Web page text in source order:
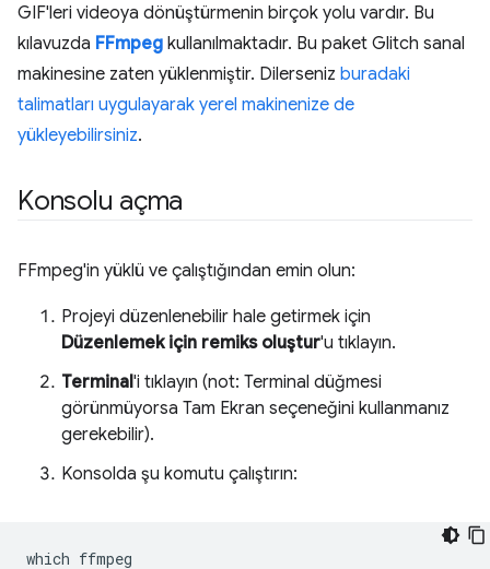
GIF'leri videoya dönüştürmenin birçok yolu vardır. Bu
kılavuzda FFmpeg kullanılmaktadır. Bu paket Glitch sanal
makinesine zaten yüklenmiştir. Dilerseniz buradaki
talimatları uygulayarak yerel makinenize de
yükleyebilirsiniz.
Konsolu açma
FFmpeg'in yüklü ve çalıştığından emin olun:
Projeyi düzenlenebilir hale getirmek için
Düzenlemek için remiks oluştur'u tıklayın.
Terminal'i tıklayın (not: Terminal düğmesi
görünmüyorsa Tam Ekran seçeneğini kullanmanız
gerekebilir).
Konsolda şu komutu çalıştırın:
which